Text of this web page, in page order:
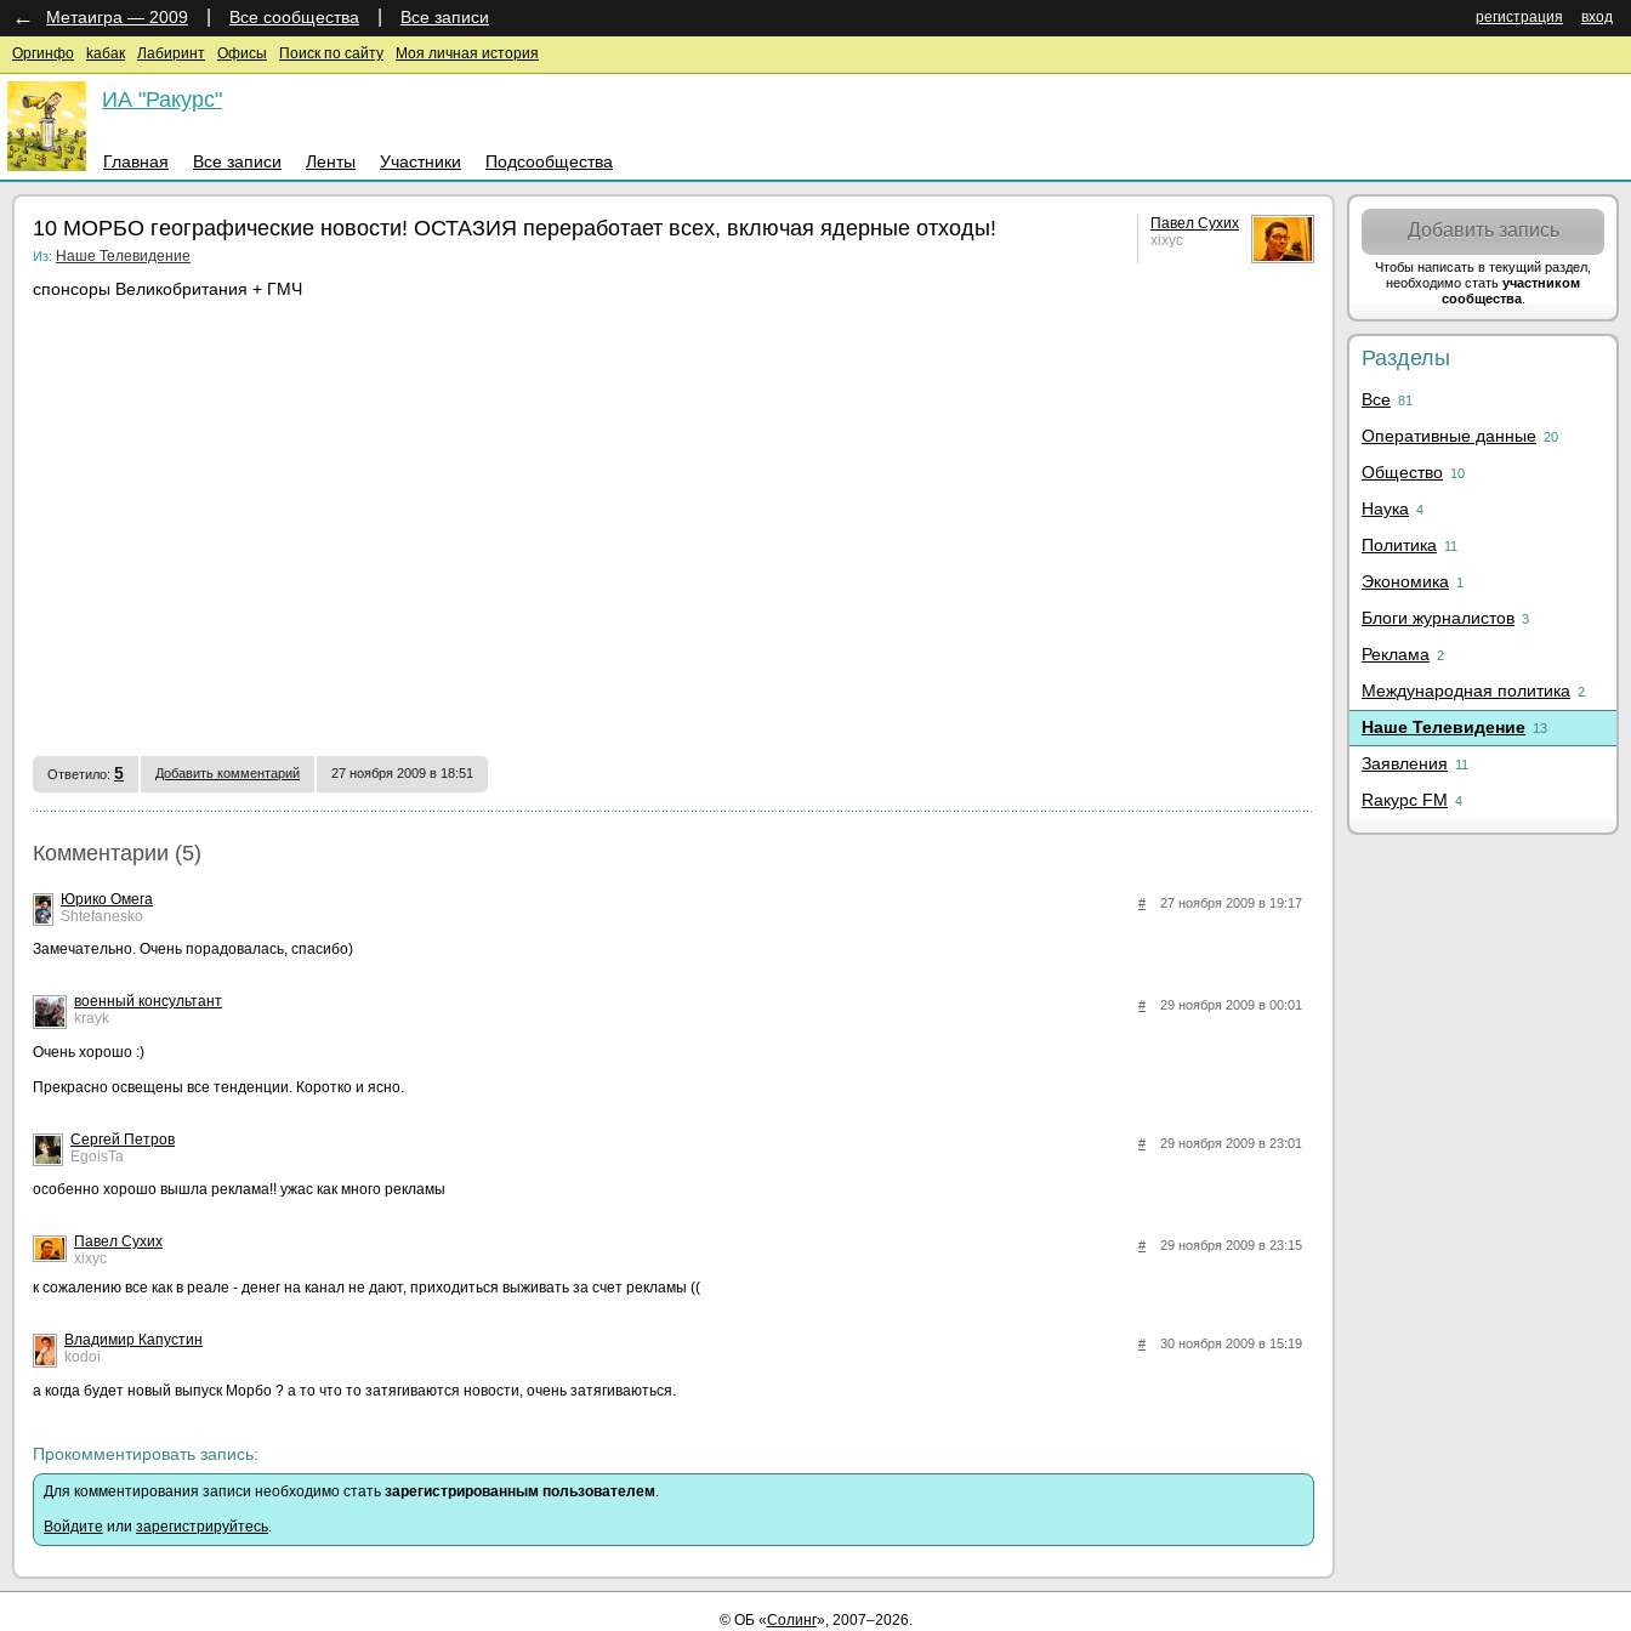
← Метаигра — 2009 вход
регистрация
Все сообщества Все записи
Оргинфо kaбак Лабиринт Офисы Поиск по сайту Моя личная история
ИА "Ракурс"
Главная Все записи Ленты Участники Подсообщества
Павел Сухих
xixyc
10 МОРБО географические новости! ОСТАЗИЯ переработает всех, включая ядерные отходы!
Из: Наше Телевидение
спонсоры Великобритания + ГМЧ
Ответило: 5 Добавить комментарий 27 ноября 2009 в 18:51
Комментарии (5)
27 ноября 2009 в 19:17
#
Юрико Омега
Shtefanesko
Замечательно. Очень порадовалась, спасибо)
29 ноября 2009 в 00:01
#
военный консультант
krayk
Очень хорошо :)
Прекрасно освещены все тенденции. Коротко и ясно.
29 ноября 2009 в 23:01
#
Сергей Петров
EgoisTa
особенно хорошо вышла реклама!! ужас как много рекламы
29 ноября 2009 в 23:15
#
Павел Сухих
xixyc
к сожалению все как в реале - денег на канал не дают, приходиться выживать за счет рекламы ((
30 ноября 2009 в 15:19
#
Владимир Капустин
kodoi
а когда будет новый выпуск Морбо ? а то что то затягиваются новости, очень затягиваються.
Прокомментировать запись:
Для комментирования записи необходимо стать зарегистрированным пользователем.
Войдите или зарегистрируйтесь.
Добавить запись
Чтобы написать в текущий раздел,
необходимо стать участником
сообщества.
Разделы
Все 81
Оперативные данные 20
Общество 10
Наука 4
Политика 11
Экономика 1
Блоги журналистов 3
Реклама 2
Международная политика 2
Наше Телевидение 13
Заявления 11
Rакурс FM 4
©ОБ «Солинг», 2007–2026.